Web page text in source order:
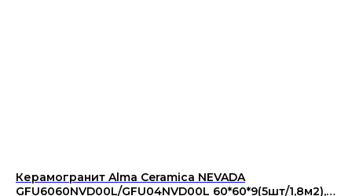
Керамогранит Alma Ceramica NEVADA
GFU6060NVD00L/GFU04NVD00L 60*60*9(5шт/1,8м2),